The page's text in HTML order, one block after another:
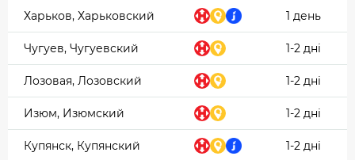
Харьков, Харьковский 1 день
Чугуев, Чугуевский 1-2 дні
Лозовая, Лозовский 1-2 дні
Изюм, Изюмский 1-2 дні
Купянск, Купянский 1-2 дні